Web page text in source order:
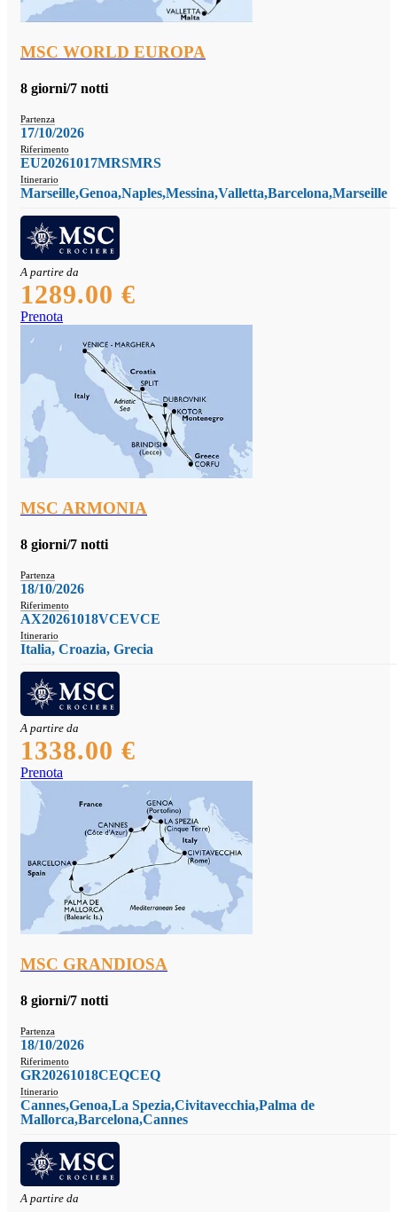
MSC WORLD EUROPA
8 giorni/7 notti
Partenza
17/10/2026
Riferimento
EU20261017MRSMRS
Itinerario
Marseille,Genoa,Naples,Messina,Valletta,Barcelona,Marseille
A partire da
1289.00 €
Prenota
MSC ARMONIA
8 giorni/7 notti
Partenza
18/10/2026
Riferimento
AX20261018VCEVCE
Itinerario
Italia, Croazia, Grecia
A partire da
1338.00 €
Prenota
MSC GRANDIOSA
8 giorni/7 notti
Partenza
18/10/2026
Riferimento
GR20261018CEQCEQ
Itinerario
Cannes,Genoa,La Spezia,Civitavecchia,Palma de
Mallorca,Barcelona,Cannes
A partire da